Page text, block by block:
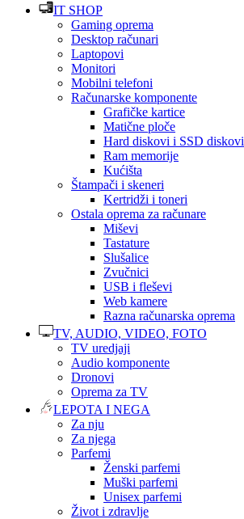
IT SHOP
Gaming oprema
Desktop računari
Laptopovi
Monitori
Mobilni telefoni
Računarske komponente
Grafičke kartice
Matične ploče
Hard diskovi i SSD diskovi
Ram memorije
Kućišta
Štampači i skeneri
Kertridži i toneri
Ostala oprema za računare
Miševi
Tastature
Slušalice
Zvučnici
USB i fleševi
Web kamere
Razna računarska oprema
TV, AUDIO, VIDEO, FOTO
TV uredjaji
Audio komponente
Dronovi
Oprema za TV
LEPOTA I NEGA
Za nju
Za njega
Parfemi
Ženski parfemi
Muški parfemi
Unisex parfemi
Život i zdravlje